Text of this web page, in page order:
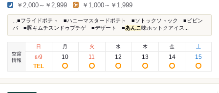
￥2,000～￥2,999 ￥1,000～￥1,999
...■フライドポテト ■ハニーマスタードポテト ■ソトックソトック ■ビビン
パ ■豚キムチスンドゥブチゲ ■デザート ■あんこ 味ホットクアイス...
空席
情報
日
8/9
月
10
火
11
水
12
木
13
金
14
土
15